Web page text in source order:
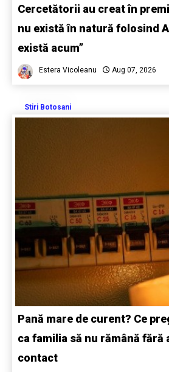
Cercetătorii au creat în
nu există în natură folosind
există acum”
Estera Vicoleanu Aug 07, 2026
Stiri Botosani
Pană mare de curent? Ce
ca familia să nu rămână fără
contact